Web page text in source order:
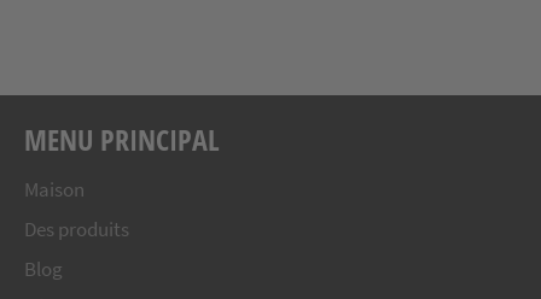
MENU PRINCIPAL
Maison
Des produits
Blog